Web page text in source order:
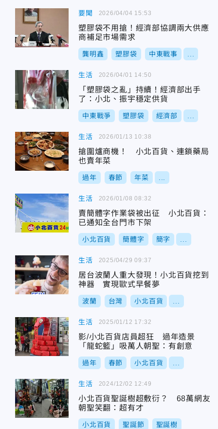
要聞
塑膠袋不用搶！經濟部協調兩大供應
商補足市場需求
龔明鑫 塑膠袋 中東戰事
2026/04/04 15:53
生活
「塑膠袋之亂」持續！經濟部出手
了：小北、振宇穩定供貨
中東戰爭 塑膠袋 經濟部
2026/04/01 14:50
生活
搶圍爐商機！ 小北百貨、連鎖藥局
也賣年菜
過年 春節 年菜
2026/01/13 10:38
生活
賣簡體字作業袋被出征 小北百貨：
已通知全台門市下架
小北百貨 簡體字 簡字
2026/01/08 08:32
生活
居台波蘭人重大發現！小北百貨挖到
神器 實現歐式早餐夢
波蘭 台灣 小北百貨
2025/04/29 09:37
生活
影/小北百貨店員超狂 過年造景
「龍蛇籃」吸萬人朝聖：有創意
過年 春節 小北百貨
2025/01/12 17:32
生活
小北百貨聖誕樹超敷衍？ 68萬網友
朝聖笑翻：超有才
小北百貨 聖誕節 聖誕樹
2024/12/02 12:49